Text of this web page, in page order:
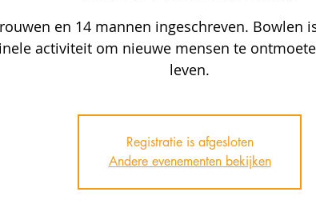
en 14 mannen ingeschreven. Bowlen
activiteit om nieuwe mensen te
leven.
Registratie is afgesloten
Andere evenementen bekijken